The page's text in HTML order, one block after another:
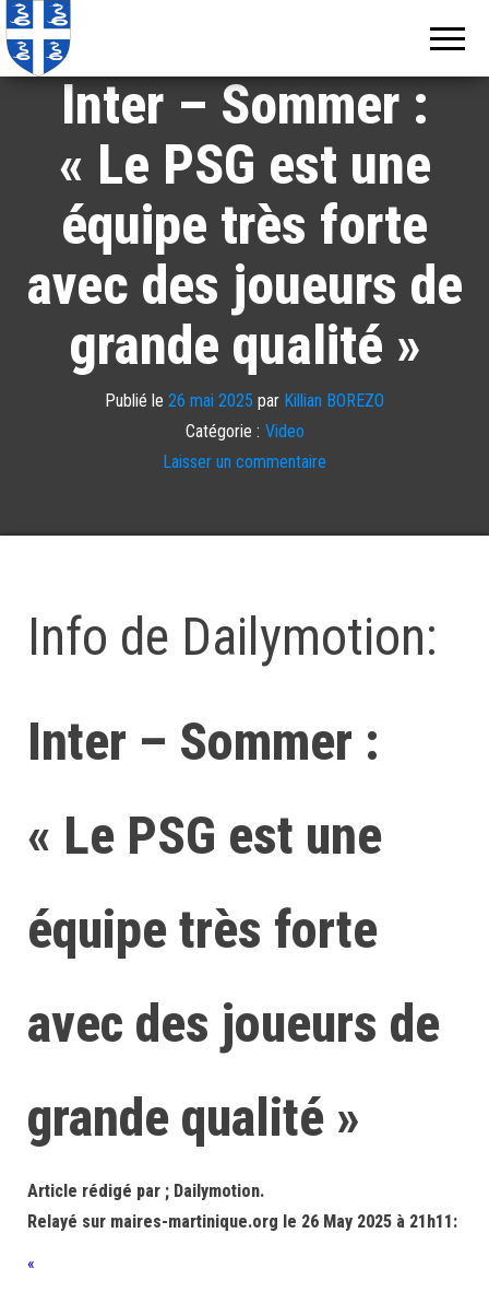
Inter – Sommer :
« Le PSG est une
équipe très forte
avec des joueurs de
grande qualité »
Publié le 26 mai 2025 par Killian BOREZO
Catégorie : Video
Laisser un commentaire
Info de Dailymotion:
Inter – Sommer :
« Le PSG est une
équipe très forte
avec des joueurs de
grande qualité »
Article rédigé par ; Dailymotion.
Relayé sur maires-martinique.org le 26 May 2025 à 21h11:
«